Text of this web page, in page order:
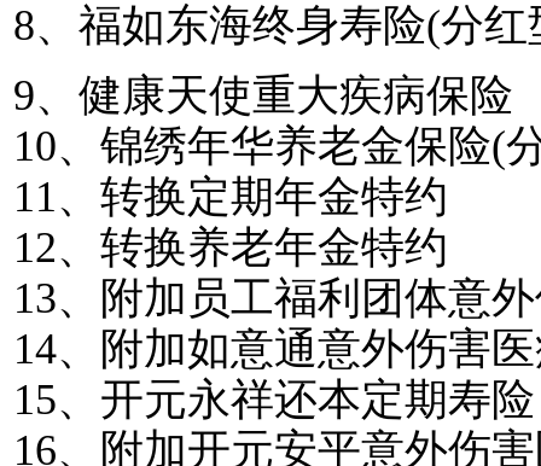
8、福如东海终身寿险(分红
9、健康天使重大疾病保险
10、锦绣年华养老金保险(
11、转换定期年金特约
12、转换养老年金特约
13、附加员工福利团体意
14、附加如意通意外伤害
15、开元永祥还本定期寿险
16、附加开元安平意外伤